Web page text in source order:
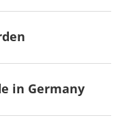
in Germany